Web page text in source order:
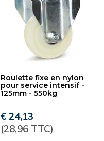
Roulette fixe en nylon
pour service intensif -
125mm - 550kg
€ 24,13
(28,96 TTC)